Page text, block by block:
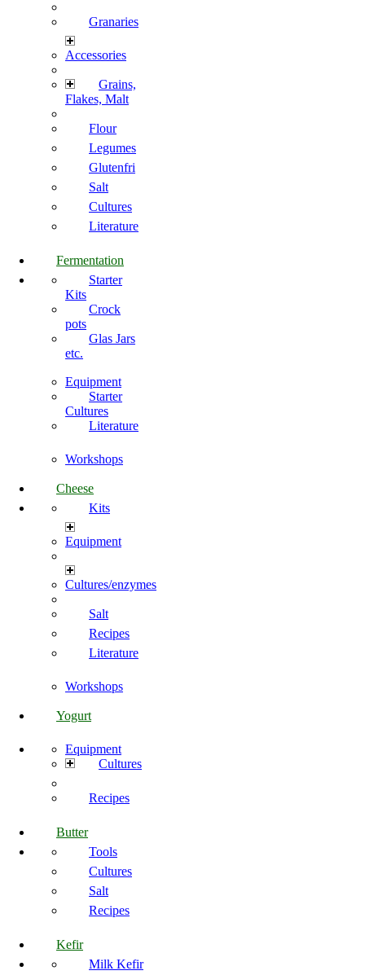
Granaries
Accessories
Grains,
Flakes, Malt
Flour
Legumes
Glutenfri
Salt
Cultures
Literature
Fermentation
Starter
Kits
Crock
pots
Glas Jars
etc.
Equipment
Starter
Cultures
Literature
Workshops
Cheese
Kits
Equipment
Cultures/enzymes
Salt
Recipes
Literature
Workshops
Yogurt
Equipment
Cultures
Recipes
Butter
Tools
Cultures
Salt
Recipes
Kefir
Milk Kefir